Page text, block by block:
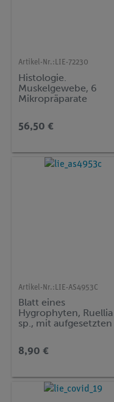
Artikel-Nr.: LIE-72230
Histologie.
Muskelgewebe, 6
Mikropräparate
56,50 €
Artikel-Nr.: LIE-AS4953C
Blatt eines
Hygrophyten, Ruellia
sp., mit aufgesetzten
tropische
Schattenpflanze, quer
8,90 €